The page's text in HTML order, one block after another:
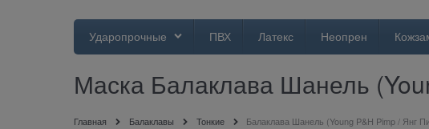
Ударопрочные ПВХ Латекс Неопрен
Маска Балаклава Шанель
Главная Балаклавы Тонкие Балаклава Шанель (Young P&H Pimp / Янг